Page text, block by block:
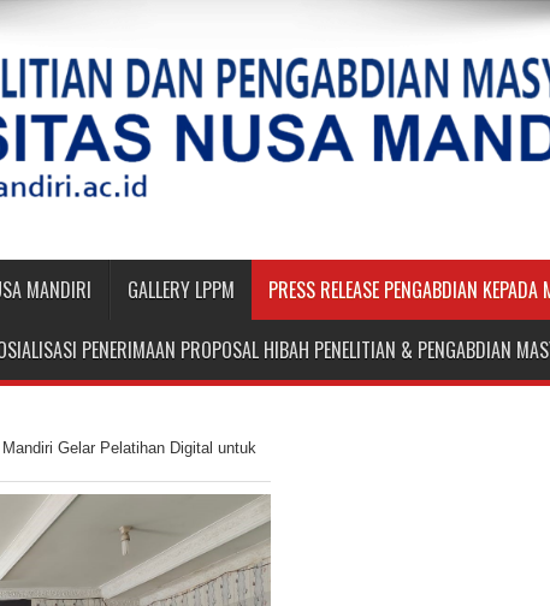
MANDIRI GALLERY LPPM PRESS RELEASE PENGABDIAN KEPADA
PENERIMAAN PROPOSAL HIBAH PENELITIAN & PENGABDIAN
Gelar Pelatihan Digital untuk